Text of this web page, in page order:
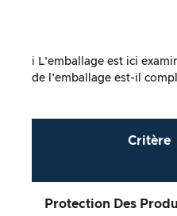
ℹ️ L’emballage est ici
de l’emballage est-il
Critère
Protection Des